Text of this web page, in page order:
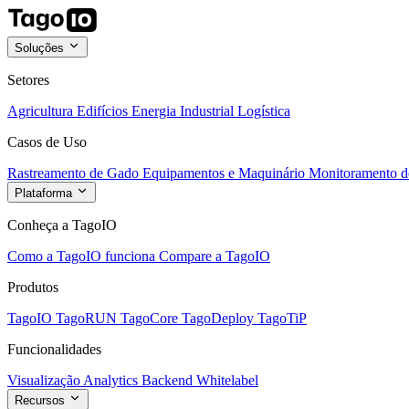
Soluções
Setores
Agricultura Edifícios Energia Industrial Logística
Casos de Uso
Rastreamento de Gado Equipamentos e Maquinário Monitoramento
Plataforma
Conheça a TagoIO
Como a TagoIO funciona Compare a TagoIO
Produtos
TagoIO TagoRUN TagoCore TagoDeploy TagoTiP
Funcionalidades
Visualização Analytics Backend Whitelabel
Recursos